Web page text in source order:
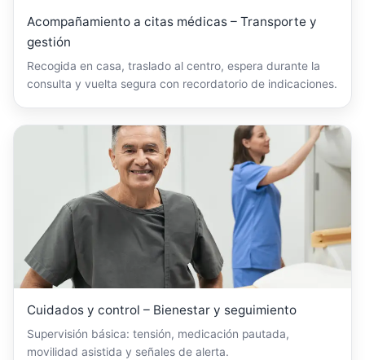
Acompañamiento a citas médicas – Transporte y
gestión
Recogida en casa, traslado al centro, espera durante la
consulta y vuelta segura con recordatorio de indicaciones.
Cuidados y control – Bienestar y seguimiento
Supervisión básica: tensión, medicación pautada,
movilidad asistida y señales de alerta.